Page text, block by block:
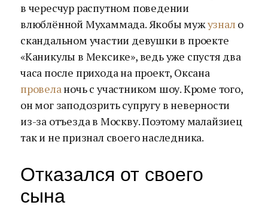
в чересчур распутном поведении
влюблённой Мухаммада. Якобы мужузнал о
скандальном участии девушки в проекте
«Каникулы в Мексике», ведь уже спустя два
часа после прихода на проект, Оксана
провеланочь с участником шоу. Кроме того,
он мог заподозрить супругу в неверности
из-за отъезда в Москву. Поэтому малайзиец
так и не признал своего наследника.
Отказался от своего
сына